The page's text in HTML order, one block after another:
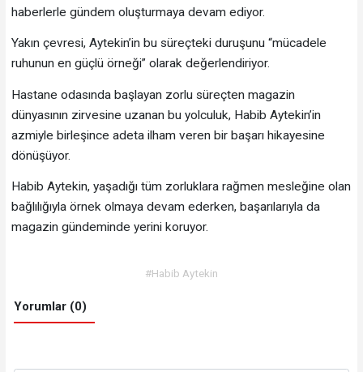
haberlerle gündem oluşturmaya devam ediyor.
Yakın çevresi, Aytekin’in bu süreçteki duruşunu “mücadele
ruhunun en güçlü örneği” olarak değerlendiriyor.
Hastane odasında başlayan zorlu süreçten magazin
dünyasının zirvesine uzanan bu yolculuk, Habib Aytekin’in
azmiyle birleşince adeta ilham veren bir başarı hikayesine
dönüşüyor.
Habib Aytekin, yaşadığı tüm zorluklara rağmen mesleğine olan
bağlılığıyla örnek olmaya devam ederken, başarılarıyla da
magazin gündeminde yerini koruyor.
#Habib Aytekin
Yorumlar (0)